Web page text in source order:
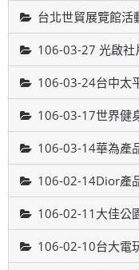
台北世貿展覽館活
106-03-27 光啟社
106-03-24台中太
106-03-17世界健
106-03-14華為產
106-02-14Dior產
106-02-11大佳公
106-02-10台大電